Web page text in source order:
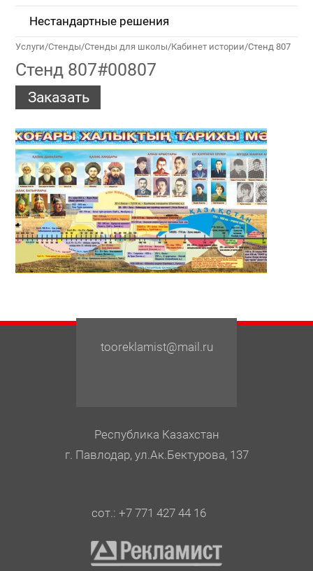
Нестандартные решения
Услуги/Стенды/Стенды для школы/Кабинет истории/Стенд 807
Стенд 807#00807
Заказать
tooreklamist@mail.ru
Республика Казахстан
г. Павлодар, ул.Ак.Бектурова, 137
сот.: +7 771 427 44 16